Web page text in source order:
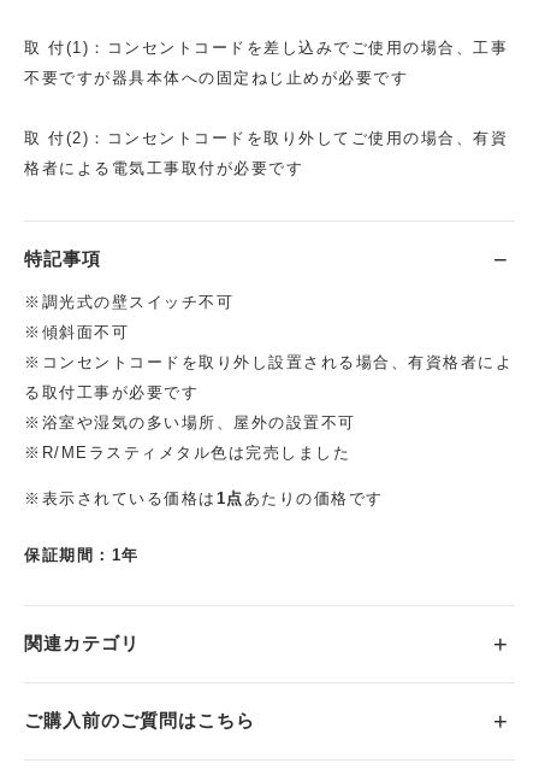
取 付(1)：コンセントコードを差し込みでご使用の場合、工事
不要ですが器具本体への固定ねじ止めが必要です
取 付(2)：コンセントコードを取り外してご使用の場合、有資
格者による電気工事取付が必要です
特記事項
※調光式の壁スイッチ不可
※傾斜面不可
※コンセントコードを取り外し設置される場合、有資格者によ
る取付工事が必要です
※浴室や湿気の多い場所、屋外の設置不可
※R/MEラスティメタル色は完売しました
※表示されている価格は 1点あたりの価格です
保証期間：1年
関連カテゴリ
ご購入前のご質問はこちら